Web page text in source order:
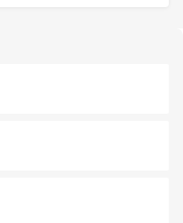
を楽しめる外せないスポット